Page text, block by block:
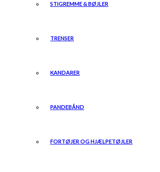
STIGREMME & BØJLER
TRENSER
KANDARER
PANDEBÅND
FORTØJER OG HJÆLPETØJLER